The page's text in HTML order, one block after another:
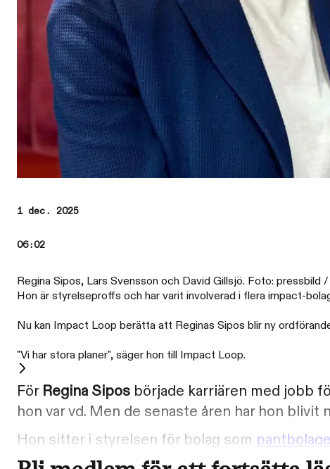
1 dec. 2025
06:02
Regina Sipos, Lars Svensson och David Gillsjö. Foto: pressbild
Hon är styrelseproffs och har varit involverad i flera impact-
Nu kan Impact Loop berätta att Reginas Sipos blir ny
"Vi har stora planer", säger hon till Impact Loop.
För Regina Sipos började karriären med jobb
hon var vd. Men de senaste åren har hon
Hon sitter i styrelsen för bolag som